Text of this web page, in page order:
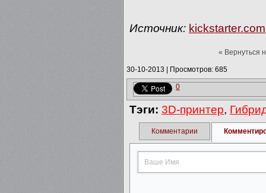
Источник: kickstarter.com
« Вернуться
30-10-2013 Просмотров: 685
0
Тэги: 3D-принтер,
Комментарии